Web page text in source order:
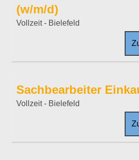
(w/m/d)
Vollzeit - Bielefeld
Sachbearbeiter
Vollzeit - Bielefeld